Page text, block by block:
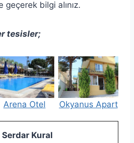
bilgi alınız.
tesisler;
Arena Otel Okyanus Apart
Serdar Kural